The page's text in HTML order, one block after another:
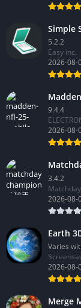
Simple
5.2.2
Easy inc.
2026-08-
9.4.4
2026-08-
3.4.2
2026-08-
Earth
Varies
2026-08-
Merge